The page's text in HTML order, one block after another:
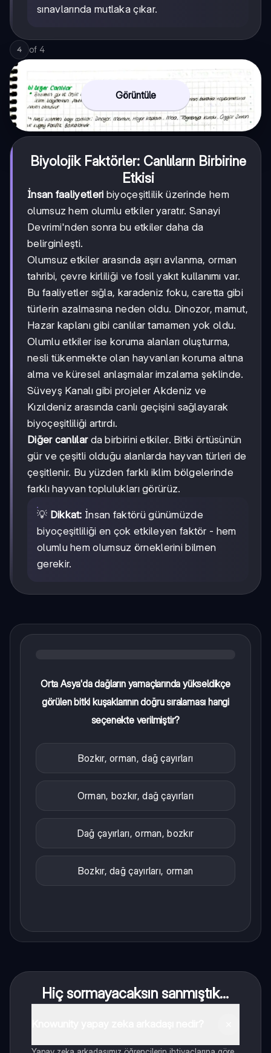
sınavlarında mutlaka çıkar.
4 of 4
Görüntüle
Biyolojik Faktörler: Canlıların Birbirine
Etkisi
İnsan faaliyetleri biyoçeşitlilik üzerinde hem
olumsuz hem olumlu etkiler yaratır. Sanayi
Devrimi'nden sonra bu etkiler daha da
belirginleşti.
Olumsuz etkiler arasında aşırı avlanma, orman
tahribi, çevre kirliliği ve fosil yakıt kullanımı var.
Bu faaliyetler sığla, karadeniz foku, caretta gibi
türlerin azalmasına neden oldu. Dinozor, mamut,
Hazar kaplanı gibi canlılar tamamen yok oldu.
Olumlu etkiler ise koruma alanları oluşturma,
nesli tükenmekte olan hayvanları koruma altına
alma ve küresel anlaşmalar imzalama şeklinde.
Süveyş Kanalı gibi projeler Akdeniz ve
Kızıldeniz arasında canlı geçişini sağlayarak
biyoçeşitliliği artırdı.
Diğer canlılarda birbirini etkiler. Bitki örtüsünün
gür ve çeşitli olduğu alanlarda hayvan türleri de
çeşitlenir. Bu yüzden farklı iklim bölgelerinde
farklı hayvan toplulukları görürüz.
💡 Dikkat: İnsan faktörü günümüzde
biyoçeşitliliği en çok etkileyen faktör - hem
olumlu hem olumsuz örneklerini bilmen
gerekir.
Orta Asya'da dağların yamaçlarında yükseldikçe
görülen bitki kuşaklarının doğru sıralaması hangi
seçenekte verilmiştir?
Bozkır, orman, dağ çayırları
Orman, bozkır, dağ çayırları
Dağ çayırları, orman, bozkır
Bozkır, dağ çayırları, orman
Hiç sormayacaksın sanmıştık...